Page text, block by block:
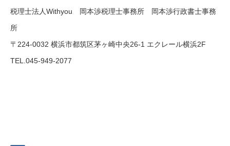
税理士法人Withyou 岡本渉税理士事務所 岡本渉行政書士事務
所
〒224-0032 横浜市都筑区茅ヶ崎中央26-1 エクレール横浜2F
TEL.045-949-2077